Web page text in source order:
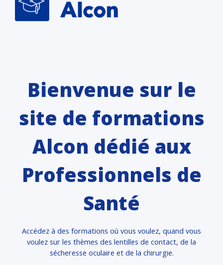
Bienvenue sur le
site de formations
Alcon dédié aux
Professionnels de
Santé
Accédez à des formations où vous voulez, quand vous
voulez sur les thèmes des lentilles de contact, de la
sécheresse oculaire et de la chirurgie.